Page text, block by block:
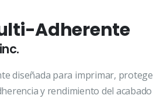
Adherente
diseñada para imprimar,
y rendimiento del